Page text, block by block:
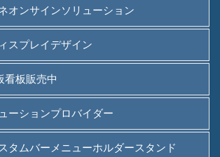
オンサインソリューション
スプレイデザイン
看板販売中
ーションプロバイダー
タムバーメニューホルダースタンド